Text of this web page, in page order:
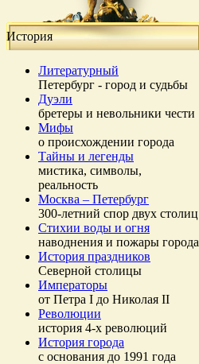
История
Литературный
Петербург - город и судьбы
Дуэли
бретеры и невольники чести
Мифы
о происхождении города
Тайны и легенды
мистика, символы,
реальность
Москва – Петербург
300-летний спор двух столиц
Стихии воды и огня
наводнения и пожары города
История праздников
Северной столицы
Императоры
от Петра I до Николая II
Революции
история 4-х революций
История города
с основания до 1991 года